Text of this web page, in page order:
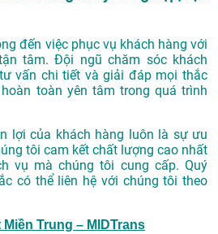
đến việc phục vụ khách hàng với
tâm. Đội ngũ chăm sóc khách
vấn chi tiết và giải đáp mọi thắc
toàn yên tâm trong quá trình
lợi của khách hàng luôn là sự ưu
tôi cam kết chất lượng cao nhất
vụ mà chúng tôi cung cấp. Quý
có thể liên hệ với chúng tôi theo
Trung – MIDTrans